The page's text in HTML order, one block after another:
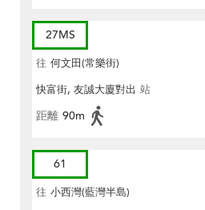
27MS
往 何文田(常樂街)
快富街, 友誠大廈對出 站
距離 90m
61
往 小西灣(藍灣半島)